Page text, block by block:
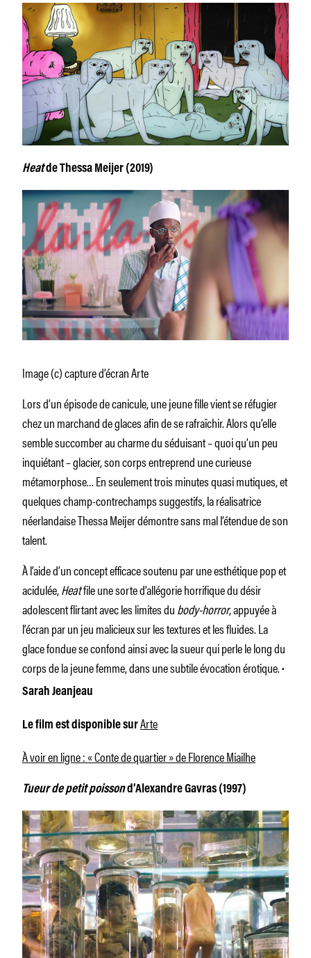
Heatde Thessa Meijer (2019)
Image (c) capture d’écran Arte
Lors d’un épisode de canicule, une jeune fille vient se réfugier
chez un marchand de glaces afin de se rafraîchir. Alors qu’elle
semble succomber au charme du séduisant – quoi qu’un peu
inquiétant – glacier, son corps entreprend une curieuse
métamorphose… En seulement trois minutes quasi mutiques, et
quelques champ-contrechamps suggestifs, la réalisatrice
néerlandaise Thessa Meijer démontre sans mal l’étendue de son
talent.
À l’aide d’un concept efficace soutenu par une esthétique pop et
acidulée,Heatfile une sorte d’allégorie horrifique du désir
adolescent flirtant avec les limites dubody-horror, appuyée à
l’écran par un jeu malicieux sur les textures et les fluides. La
glace fondue se confond ainsi avec la sueur qui perle le long du
corps de la jeune femme, dans une subtile évocation érotique. ·
Sarah Jeanjeau
Le film est disponible surArte
À voir en ligne : « Conte de quartier » de Florence Miailhe
Tueur de petit poissond’Alexandre Gavras (1997)